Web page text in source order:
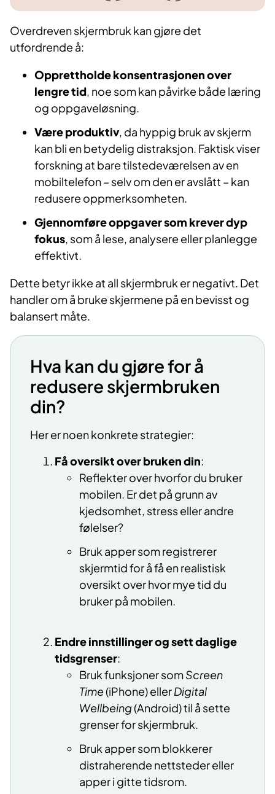
Overdreven skjermbruk kan gjøre det
utfordrende å:
Opprettholde konsentrasjonen over
lengre tid , noe som kan påvirke både læring
og oppgaveløsning.
Være produktiv, da hyppig bruk av skjerm
kan bli en betydelig distraksjon. Faktisk viser
forskning at bare tilstedeværelsen av en
mobiltelefon – selv om den er avslått – kan
redusere oppmerksomheten.
Gjennomføre oppgaver som krever dyp
fokus , som å lese, analysere eller planlegge
effektivt.
Dette betyr ikke at all skjermbruk er negativt. Det
handler om å bruke skjermene på en bevisst og
balansert måte.
Hva kan du gjøre for å
redusere skjermbruken
din?
Her er noen konkrete strategier:
Få oversikt over bruken din:
Reflekter over hvorfor du bruker
mobilen. Er det på grunn av
kjedsomhet, stress eller andre
følelser?
Bruk apper som registrerer
skjermtid for å få en realistisk
oversikt over hvor mye tid du
bruker på mobilen.
Endre innstillinger og sett daglige
tidsgrenser:
Bruk funksjoner somScreen
Time(iPhone) ellerDigital
Wellbeing(Android) til å sette
grenser for skjermbruk.
Bruk apper som blokkerer
distraherende nettsteder eller
apper i gitte tidsrom.